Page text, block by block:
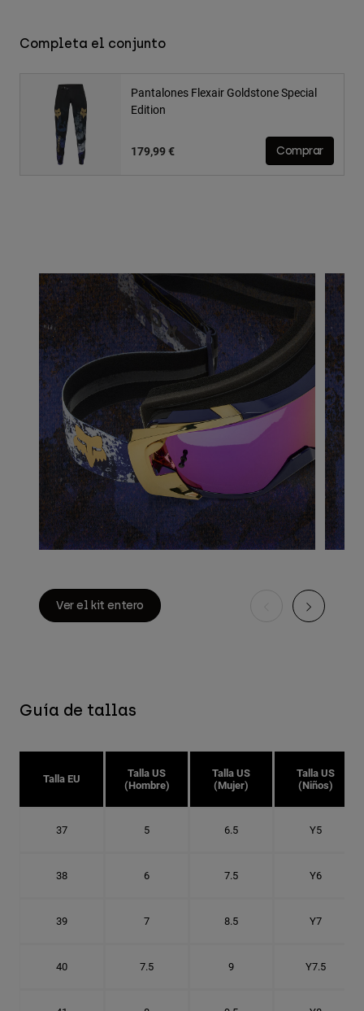
Completa el conjunto
Pantalones Flexair Goldstone Special
Edition
179,99 € Comprar
Ver el kit entero
Guía de tallas
Talla EU
Talla US
(Hombre)
Talla US
(Mujer)
Talla US
(Niños)
37 5 6.5 Y5
38 6 7.5 Y6
39 7 8.5 Y7
40 7.5 9 Y7.5